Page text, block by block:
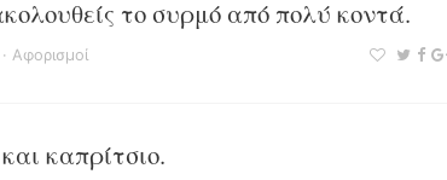
το συρμό από πολύ κοντά.
· Αφορισμοί
καπρίτσιο.